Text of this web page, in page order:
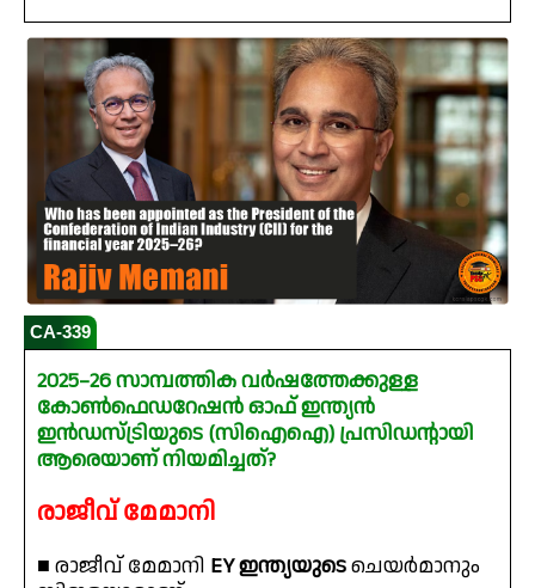
CA-339
2025–26 സാമ്പത്തിക വർഷത്തേക്കുള്ള
കോൺഫെഡറേഷൻ ഓഫ് ഇന്ത്യൻ
ഇൻഡസ്ട്രിയുടെ (സിഐഐ) പ്രസിഡന്റായി
ആരെയാണ് നിയമിച്ചത്?
രാജീവ് മേമാനി
■ രാജീവ് മേമാനി EY ഇന്ത്യയുടെചെയർമാനും